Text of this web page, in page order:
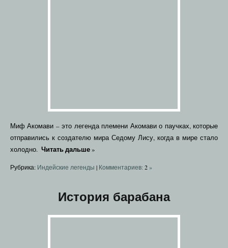
Миф Акомави – это легенда племени Акомави о паучках, которые
отправились к создателю мира Седому Лису, когда в мире стало
холодно. Читать дальше»
Рубрика: Индейские легенды | Комментариев: 2»
История барабана